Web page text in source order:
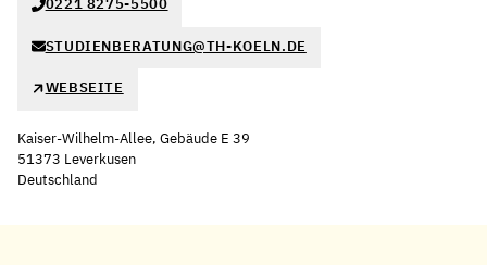
0221 8275-5500
STUDIENBERATUNG@TH-KOELN.DE
WEBSEITE
Kaiser-Wilhelm-Allee, Gebäude E 39
51373 Leverkusen
Deutschland